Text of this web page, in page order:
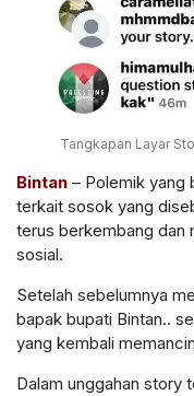
Tangkapan Layar
Bintan – Polemik yang
terkait sosok yang
terus berkembang dan
sosial.
Setelah sebelumnya
bapak bupati Bintan..
yang kembali
Dalam unggahan story